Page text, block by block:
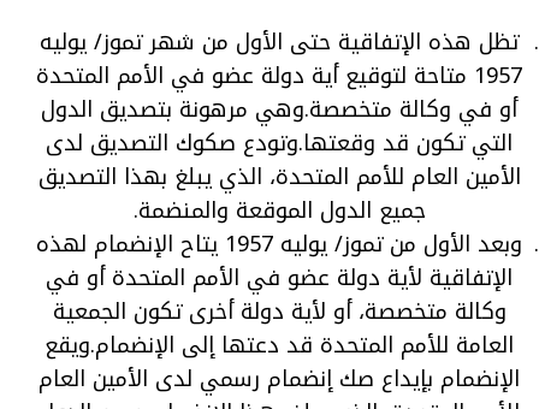
تظل هذه الإتفاقية حتى الأول من شهر تموز/ يوليه
1957 متاحة لتوقيع أية دولة عضو في الأمم المتحدة
أو في وكالة متخصصة.وهي مرهونة بتصديق الدول
التي تكون قد وقعتها.وتودع صكوك التصديق لدى
الأمين العام للأمم المتحدة، الذي يبلغ بهذا التصديق
جميع الدول الموقعة والمنضمة.
وبعد الأول من تموز/ يوليه 1957 يتاح الإنضمام لهذه
الإتفاقية لأية دولة عضو في الأمم المتحدة أو في
وكالة متخصصة، أو لأية دولة أخرى تكون الجمعية
العامة للأمم المتحدة قد دعتها إلى الإنضمام.ويقع
الإنضمام بإيداع صك إنضمام رسمي لدى الأمين العام